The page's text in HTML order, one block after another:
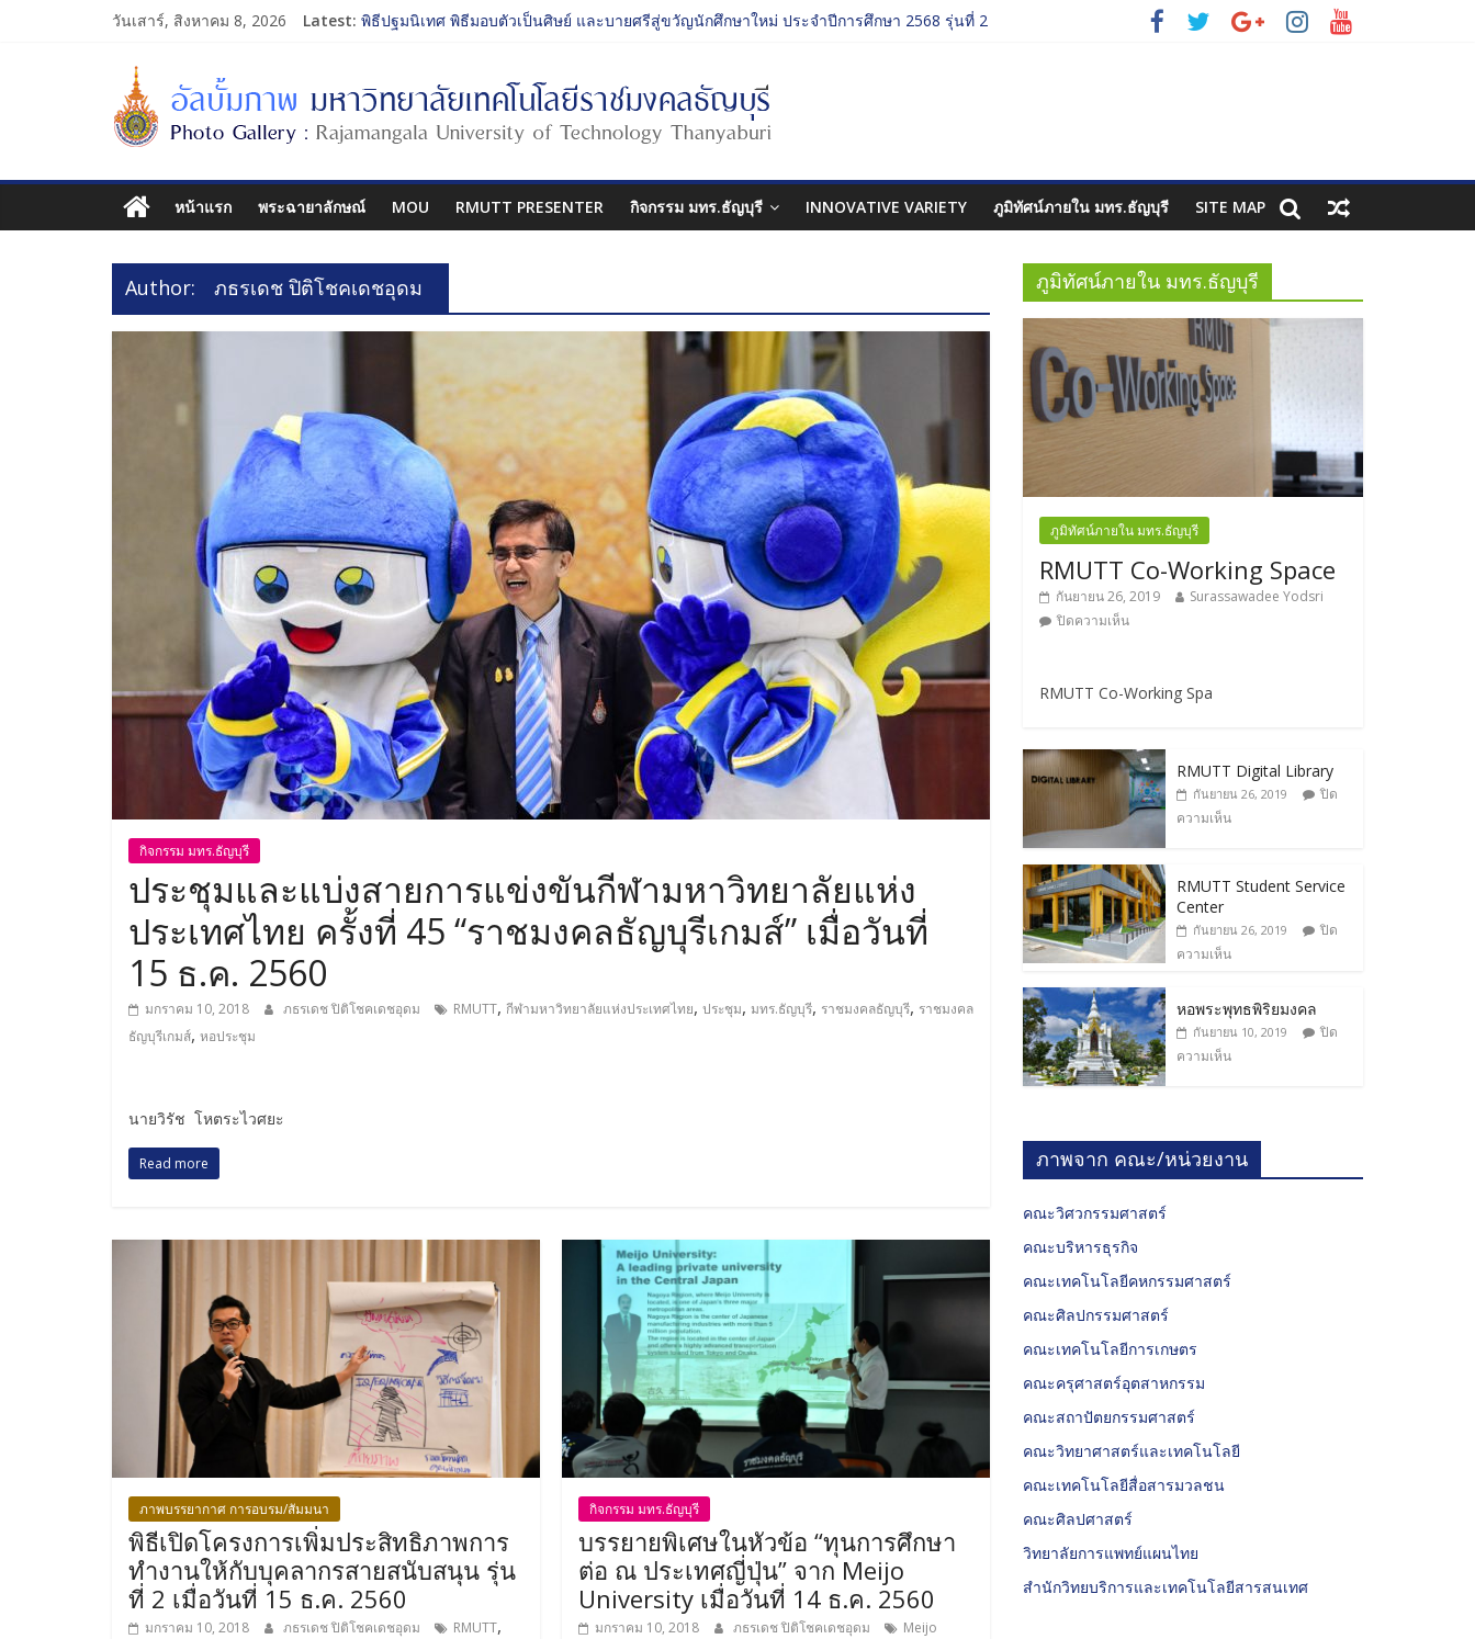
วันเสาร์, สิงหาคม 8, 2026 Latest: พิธีปฐมนิเทศ พิธีมอบตัวเป็นศิษย์ และบายศรีสู่ขวัญนักศึกษาใหม่ ประจำปีการศึกษา 2568 รุ่นที่ 2
รับน้องเข้าคณะศิลปกรรมศาสตร์ “โยนลูกรักษ์”
พิธีปฐมนิเทศ พิธีมอบตัวเป็นศิษย์ และบายศรีสู่ขวัญนักศึกษาใหม่ ประจำปีการศึกษา 2568 รุ่นที่ 3
หน้าแรก พระฉายาลักษณ์ MOU RMUTT PRESENTER กิจกรรม มทร.ธัญบุรี INNOVATIVE VARIETY ภูมิทัศน์ภายใน มทร.ธัญบุรี SITE MAP
Author: ภธรเดช ปิติโชคเดชอุดม
กิจกรรม มทร.ธัญบุรี
ประชุมและแบ่งสายการแข่งขันกีฬามหาวิทยาลัยแห่ง
ประเทศไทย ครั้งที่ 45 “ราชมงคลธัญบุรีเกมส์” เมื่อวันที่
15 ธ.ค. 2560
มกราคม 10, 2018 ภธรเดช ปิติโชคเดชอุดม RMUTT, กีฬามหาวิทยาลัยแห่งประเทศไทย, ประชุม, มทร.ธัญบุรี, ราชมงคลธัญบุรี, ราชมงคล
ธัญบุรีเกมส์, หอประชุม
นายวิรัช โหตระไวศยะ
Read more
ภาพบรรยากาศ การอบรม/สัมมนา
พิธีเปิดโครงการเพิ่มประสิทธิภาพการ
ทำงานให้กับบุคลากรสายสนับสนุน รุ่น
ที่ 2 เมื่อวันที่ 15 ธ.ค. 2560
มกราคม 10, 2018 ภธรเดช ปิติโชคเดชอุดม RMUTT,
กิจกรรม มทร.ธัญบุรี
บรรยายพิเศษในหัวข้อ “ทุนการศึกษา
ต่อ ณ ประเทศญี่ปุ่น” จาก Meijo
University เมื่อวันที่ 14 ธ.ค. 2560
มกราคม 10, 2018 ภธรเดช ปิติโชคเดชอุดม
Meijo
ภูมิทัศน์ภายใน มทร.ธัญบุรี
ภูมิทัศน์ภายใน มทร.ธัญบุรี
RMUTT Co-Working Space
กันยายน 26, 2019
Surassawadee Yodsri
ปิดความเห็น
RMUTT Co-Working Spa
RMUTT Digital Library
กันยายน 26, 2019
ปิด
ความเห็น
RMUTT Student Service
Center
กันยายน 26, 2019
ปิด
ความเห็น
หอพระพุทธพิริยมงคล
กันยายน 10, 2019
ปิด
ความเห็น
ภาพจาก คณะ/หน่วยงาน
คณะวิศวกรรมศาสตร์
คณะบริหารธุรกิจ
คณะเทคโนโลยีคหกรรมศาสตร์
คณะศิลปกรรมศาสตร์
คณะเทคโนโลยีการเกษตร
คณะครุศาสตร์อุตสาหกรรม
คณะสถาปัตยกรรมศาสตร์
คณะวิทยาศาสตร์และเทคโนโลยี
คณะเทคโนโลยีสื่อสารมวลชน
คณะศิลปศาสตร์
วิทยาลัยการแพทย์แผนไทย
สำนักวิทยบริการและเทคโนโลยีสารสนเทศ